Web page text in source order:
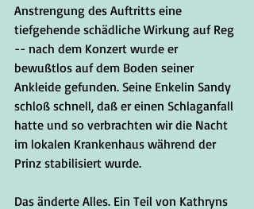
Anstrengung des Auftritts eine
tiefgehende schädliche Wirkung auf Reg
-- nach dem Konzert wurde er
bewußtlos auf dem Boden seiner
Ankleide gefunden. Seine Enkelin Sandy
schloß schnell, daß er einen Schlaganfall
hatte und so verbrachten wir die Nacht
im lokalen Krankenhaus während der
Prinz stabilisiert wurde.
Das änderte Alles. Ein Teil von Kathryns